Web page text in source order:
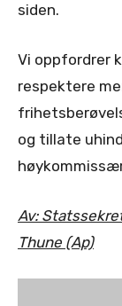
siden.
Vi oppfordrer
respektere
og tillate
Av:
Thune (Ap)